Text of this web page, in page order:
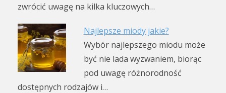
zwrócić uwagę na kilka kluczowych…
Najlepsze miody jakie?
Wybór najlepszego miodu może
być nie lada wyzwaniem, biorąc
pod uwagę różnorodność
dostępnych rodzajów i…